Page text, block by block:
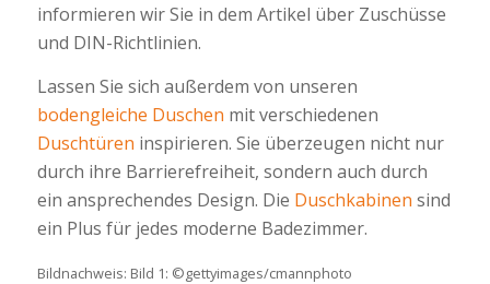
informieren wir Sie in dem Artikel über Zuschüsse
und DIN-Richtlinien.
Lassen Sie sich außerdem von unseren
bodengleiche Duschen mit verschiedenen
Duschtüren inspirieren. Sie überzeugen nicht nur
durch ihre Barrierefreiheit, sondern auch durch
ein ansprechendes Design. Die Duschkabinen sind
ein Plus für jedes moderne Badezimmer.
Bildnachweis: Bild 1: ©gettyimages/cmannphoto